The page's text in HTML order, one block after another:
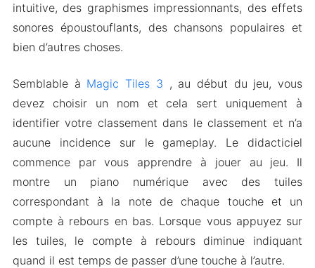
intuitive, des graphismes impressionnants, des effets
sonores époustouflants, des chansons populaires et
bien d’autres choses.
Semblable à Magic Tiles 3 , au début du jeu, vous
devez choisir un nom et cela sert uniquement à
identifier votre classement dans le classement et n’a
aucune incidence sur le gameplay. Le didacticiel
commence par vous apprendre à jouer au jeu. Il
montre un piano numérique avec des tuiles
correspondant à la note de chaque touche et un
compte à rebours en bas. Lorsque vous appuyez sur
les tuiles, le compte à rebours diminue indiquant
quand il est temps de passer d’une touche à l’autre.